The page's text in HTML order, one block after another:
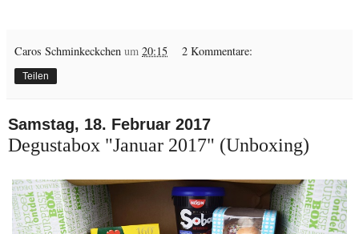
Caros Schminkeckchen um 20:15 2 Kommentare:
Teilen
Samstag, 18. Februar 2017
Degustabox "Januar 2017" (Unboxing)